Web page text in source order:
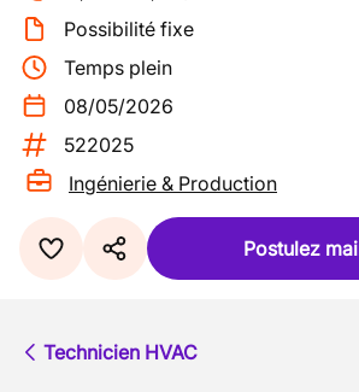
Possibilité fixe
Temps plein
08/05/2026
522025
Ingénierie & Production
Postulez
Technicien HVAC